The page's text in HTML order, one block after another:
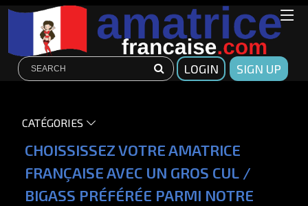
LOGIN SIGN UP
CATÉGORIES
CHOISSISSEZ VOTRE AMATRICE
FRANÇAISE AVEC UN GROS CUL /
BIGASS PRÉFÉRÉE PARMI NOTRE